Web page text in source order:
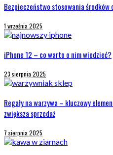
Bezpieczeństwo stosowania
1 września 2025
iPhone 12 – co warto o nim wiedzieć?
23 sierpnia 2025
Regały na warzywa – kluczowy
zwiększa sprzedaż
7 sierpnia 2025